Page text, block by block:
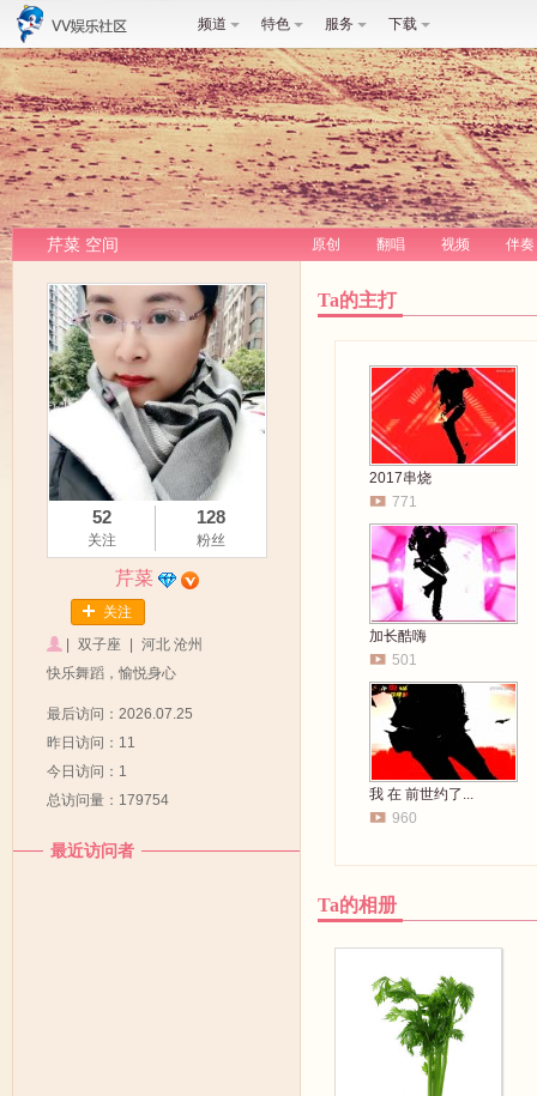
频道 特色 服务 下载
芹菜 空间 原创 翻唱 视频 伴奏
52
关注
128
粉丝
芹菜
关注
双子座
河北 沧州
快乐舞蹈，愉悦身心
最后访问：2026.07.25
昨日访问：11
今日访问：1
总访问量：179754
最近访问者
Ta的主打
2017串烧
771
加长酷嗨
501
我 在 前世约了...
960
Ta的相册